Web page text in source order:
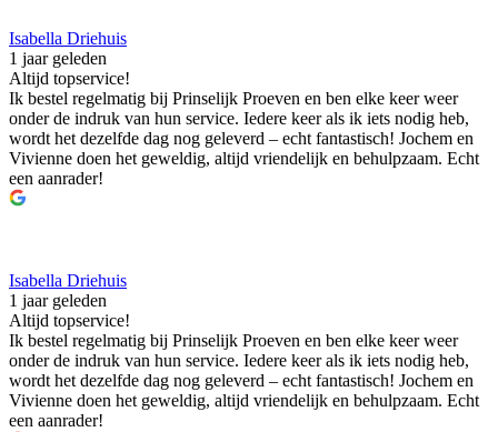
Isabella Driehuis
1 jaar geleden
Altijd topservice!
Ik bestel regelmatig bij Prinselijk Proeven en ben elke keer weer
onder de indruk van hun service. Iedere keer als ik iets nodig heb,
wordt het dezelfde dag nog geleverd – echt fantastisch! Jochem en
Vivienne doen het geweldig, altijd vriendelijk en behulpzaam. Echt
een aanrader!
Isabella Driehuis
1 jaar geleden
Altijd topservice!
Ik bestel regelmatig bij Prinselijk Proeven en ben elke keer weer
onder de indruk van hun service. Iedere keer als ik iets nodig heb,
wordt het dezelfde dag nog geleverd – echt fantastisch! Jochem en
Vivienne doen het geweldig, altijd vriendelijk en behulpzaam. Echt
een aanrader!